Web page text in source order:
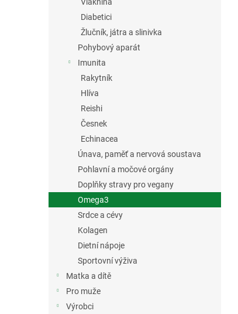
Diabetici
Žlučník, játra a slinivka
Pohybový aparát
Imunita
Rakytník
Hlíva
Reishi
Česnek
Echinacea
Únava, paměť a nervová soustava
Pohlavní a močové orgány
Doplňky stravy pro vegany
Omega3
Srdce a cévy
Kolagen
Dietní nápoje
Sportovní výživa
Matka a dítě
Pro muže
Výrobci